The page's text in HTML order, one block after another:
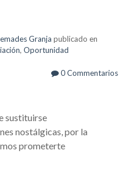
Granja publicado en
, Oportunidad
0 Commentarios
sustituirse
nostálgicas, por la
prometerte